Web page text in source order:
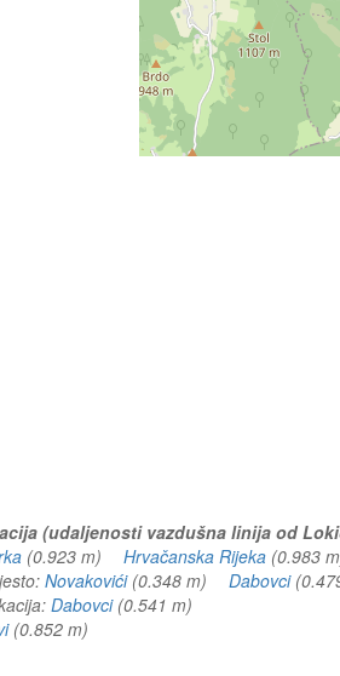
(udaljenosti vazdušna linija od
(0.923 m) Hrvačanska Rijeka
Novakovići(0.348 m) Dabovci
Dabovci(0.541 m)
(0.852 m)